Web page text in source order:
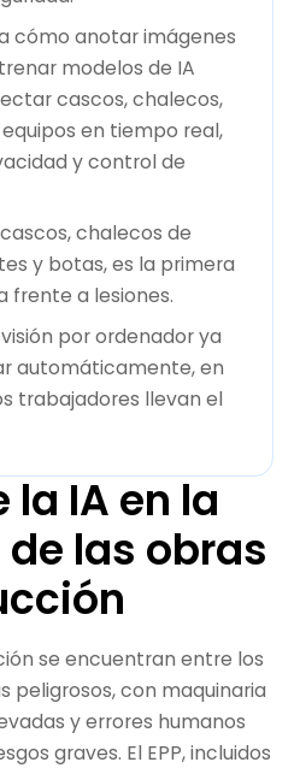
cómo anotar imágenes
modelos de IA
cascos, chalecos,
en tiempo real,
y control de
cascos, chalecos de
y botas, es la primera
frente a lesiones.
por ordenador ya
automáticamente, en
trabajadores llevan el
la IA en la
las obras
se encuentran entre los
peligrosos, con maquinaria
y errores humanos
graves. El EPP, incluidos